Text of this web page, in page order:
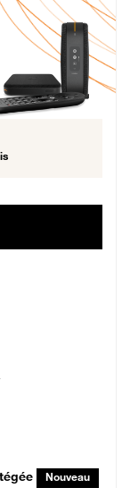
Engagement 12 mois
Nouveau